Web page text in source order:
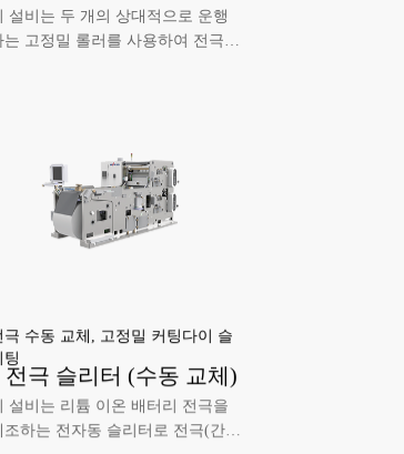
설비는 두 개의 상대적으로 운행
는 고정밀 롤러를 사용하여 전극을
께 일관성이 좋고 압연 밀도의 호
범위가 넓습니다.
극 수동 교체, 고정밀 커팅다이 슬
팅
전극 슬리터 (수동 교체)
설비는 리튬 이온 배터리 전극을
조하는 전자동 슬리터로 전극(간헐